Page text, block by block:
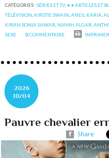
CATÉGORIES :SÉRIES ET TV, • • ARTICLES ET
TÉLÉVISION KIRSTIE SWAIN ,ANEIL KARIA ,
KIRAN SONIA SAWAR NIAMH ALGAR ,
SEXE
0COMMENTAIRE IMPRIMER
2026
10/04
Pauvre chevalier
Share